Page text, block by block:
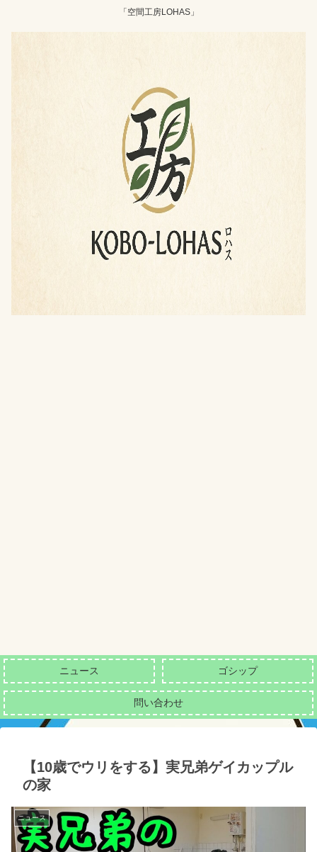
「空間工房LOHAS」
ニュース ゴシップ
問い合わせ
【10歳でウリをする】実兄弟ゲイカップル
の家
ニュース